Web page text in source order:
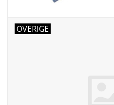
OVERIGE